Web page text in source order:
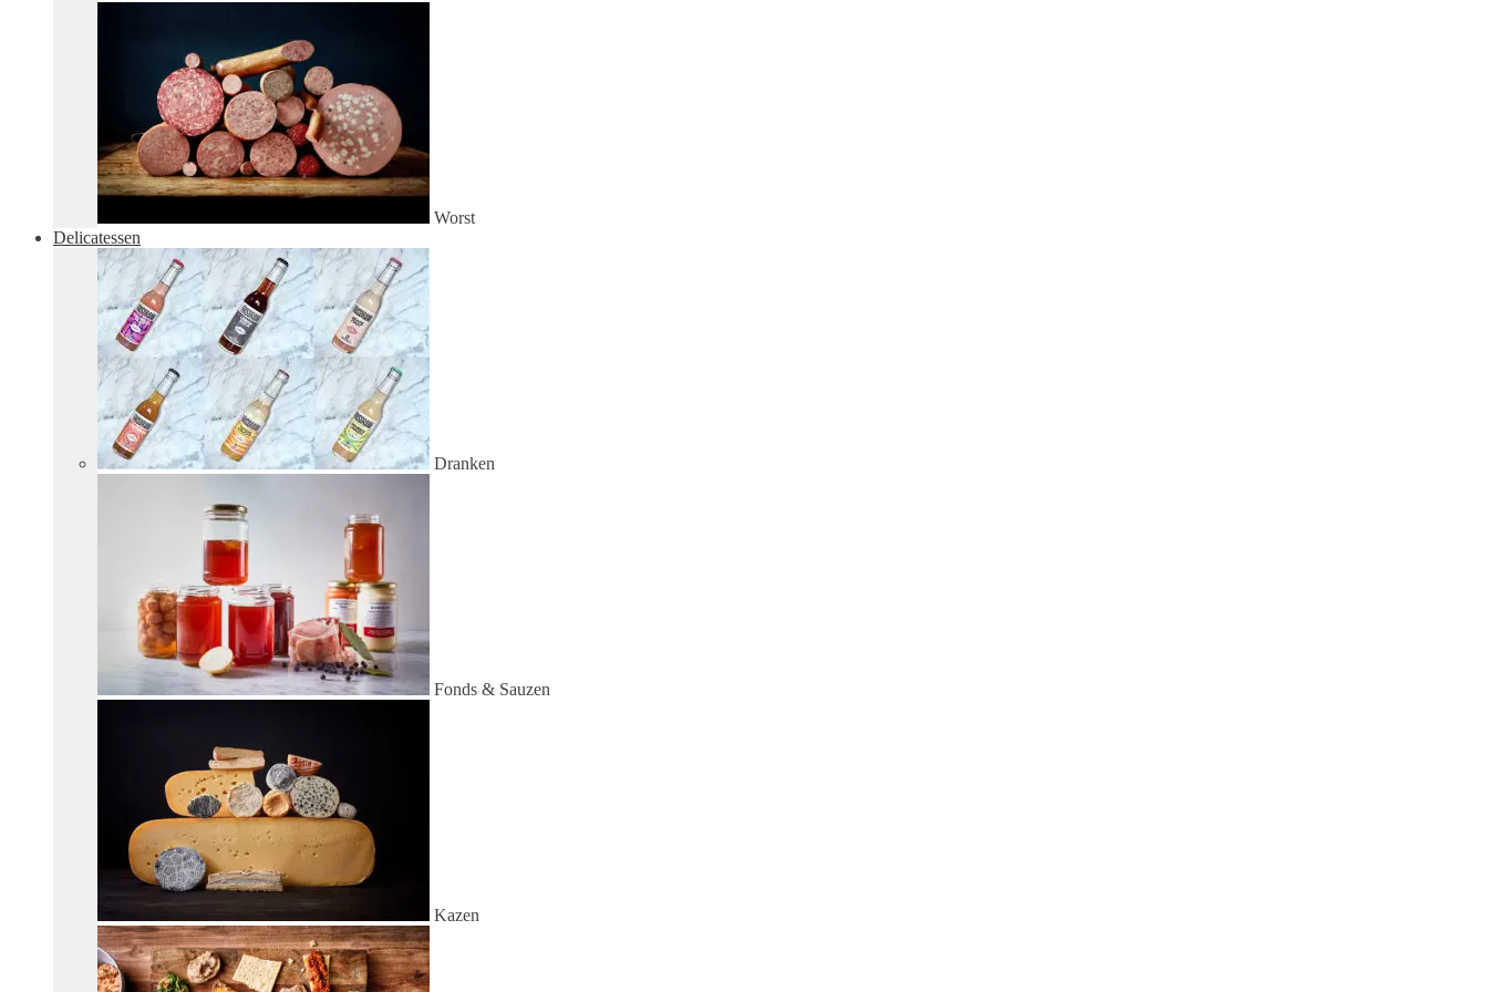
Worst
Delicatessen
Dranken
Fonds & Sauzen
Kazen